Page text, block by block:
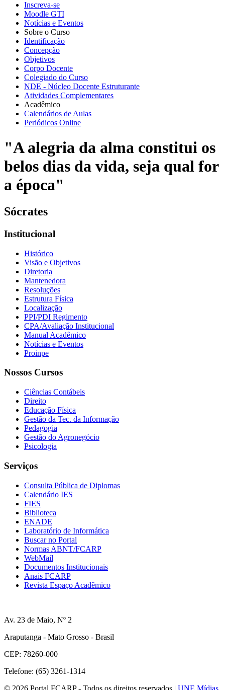
Inscreva-se
Moodle GTI
Notícias e Eventos
Sobre o Curso
Identificação
Concepção
Objetivos
Corpo Docente
Colegiado do Curso
NDE - Núcleo Docente Estruturante
Atividades Complementares
Acadêmico
Calendários de Aulas
Periódicos Online
"A alegria da alma constitui os
belos dias da vida, seja qual for
a época"
Sócrates
Institucional
Histórico
Visão e Objetivos
Diretoria
Mantenedora
Resoluções
Estrutura Física
Localização
PPI/PDI Regimento
CPA/Avaliação Institucional
Manual Acadêmico
Notícias e Eventos
Proinpe
Nossos Cursos
Ciências Contábeis
Direito
Educação Física
Gestão da Tec. da Informação
Pedagogia
Gestão do Agronegócio
Psicologia
Serviços
Consulta Pública de Diplomas
Calendário IES
FIES
Biblioteca
ENADE
Laboratório de Informática
Buscar no Portal
Normas ABNT/FCARP
WebMail
Documentos Institucionais
Anais FCARP
Revista Espaço Acadêmico
Av. 23 de Maio, Nº 2
Araputanga - Mato Grosso - Brasil
CEP: 78260-000
Telefone: (65) 3261-1314
© 2026 Portal FCARP - Todos os direitos reservados | UNE Mídias